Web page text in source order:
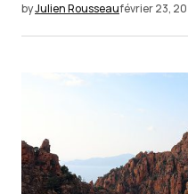
byJulien Rousseaufévrier 23,